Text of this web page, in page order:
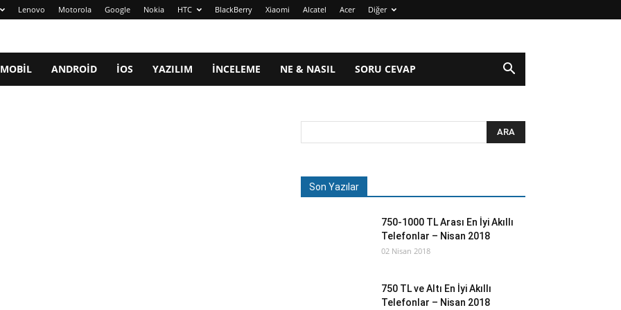
Lenovo Motorola Google Nokia HTC BlackBerry Xiaomi Alcatel Acer Diğer
MOBIL ANDROID IOS YAZILIM İNCELEME NE & NASIL SORU CEVAP
Son Yazılar
750-1000 TL Arası En İyi Akıllı
Telefonlar – Nisan 2018
02 Nisan 2018
750 TL ve Altı En İyi Akıllı
Telefonlar – Nisan 2018